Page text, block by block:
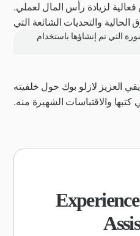
فعالية لزيادة رأس المال لعملي.
الحالية والتحديات الشائعة التي
الأولى، يرجى تقديم تحليل
التمويل، بما في ذلك على سبيل
والمستثمرين الملاك
يرجى تضمين أمثلة محددة
بيانات أو إحصاءات ذات صلة
تتطلع إلى زيادة رأس المال.
العزيز لازلو بوك حول خلفيته
كتبها والاقتباسات الشهيرة منه.
على كتبه وشرائها. اجعل موقع